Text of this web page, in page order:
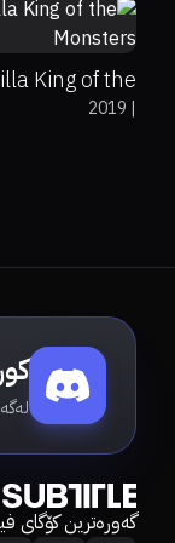
King of the
Monsters|
2019
گەورەترین کۆگای